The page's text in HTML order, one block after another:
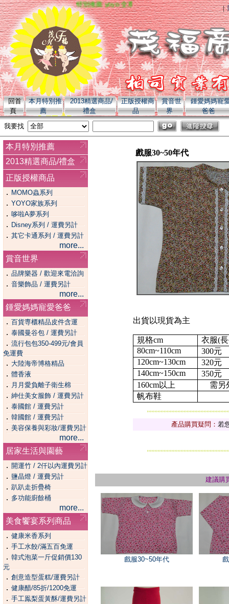
特別推薦 yoyo 全系列商品 momo 全系列商品 |
回首
頁
本月特別推
薦
2013精選商品/
禮盒
正版授權商
品
賞音世
界
鍾愛媽媽寵
爸爸
我要找
本月特別推薦
2013精選商品/禮盒
正版授權商品
． MOMO蟲系列
． YOYO家族系列
． 哆啦A夢系列
．Disney系列 / 運費另計
．其它卡通系列 / 運費另計
more...
賞音世界
． 品牌樂器 / 歡迎來電洽詢
． 音樂飾品 / 運費另計
more...
鍾愛媽媽寵愛爸爸
． 百貨専櫃精品皮件含運
． 泰國曼谷包 / 運費另計
． 流行包包350-499元/會員
免運費
．大陸海帝博格精品
．體香液
．月月愛負離子衛生棉
．紳仕美女服飾 / 運費另計
．泰國館 / 運費另計
． 韓國館 / 運費另計
． 美容保養與彩妝/運費另計
more...
居家生活與園藝
． 開運竹 / 2仟以內運費另計
． 鹽晶燈 / 運費另計
． 趴趴走折疊椅
．多功能廚餘桶
more...
美食饗宴系列商品
． 健康米香系列
． 手工水餃/滿五百免運
． 韓式泡菜一斤促銷價130
元
．創意造型蛋糕/運費另計
．健康醋/85折/1200免運
．手工鳯梨蛋黃酥/運費另計
戲服30~50年代
出貨以現貨為主
規格cm
衣服(
80cm~110cm
300元
120cm~130cm
320元
140cm~150cm
350元
160cm以上
需另
帆布鞋
產品購買疑問： 若
建議購
戲服30~50年代